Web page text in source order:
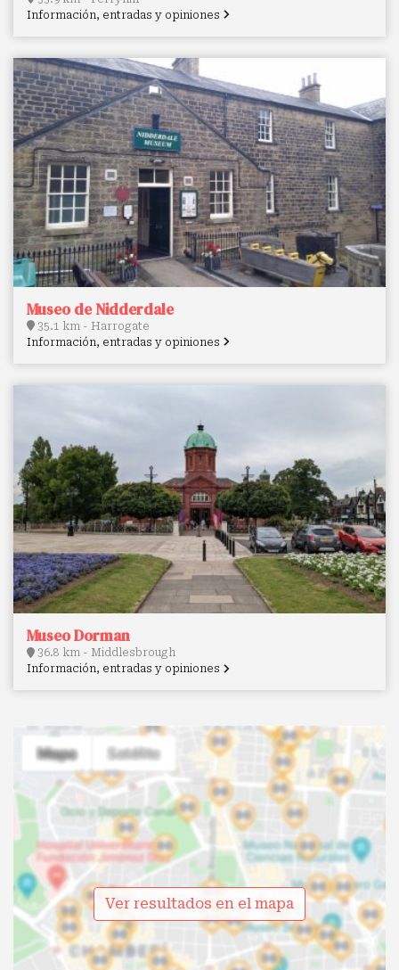
Información, entradas y opiniones
Museo de Nidderdale
35.1 km - Harrogate
Información, entradas y opiniones
Museo Dorman
36.8 km - Middlesbrough
Información, entradas y opiniones
Ver resultados en el mapa